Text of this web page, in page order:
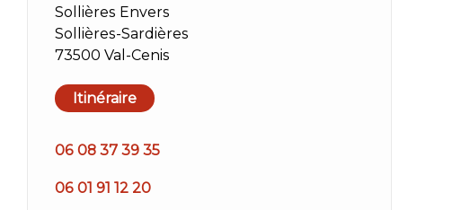
Sollières Envers
Sollières-Sardières
73500 Val-Cenis
Itinéraire
06 08 37 39 35
06 01 91 12 20